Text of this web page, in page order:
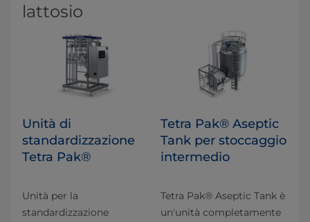
lattosio
Unità di
standardizzazione
Tetra Pak®
Unità per la
standardizzazione
Tetra Pak® Aseptic
Tank per stoccaggio
intermedio
Tetra Pak® Aseptic Tank è
un'unità completamente